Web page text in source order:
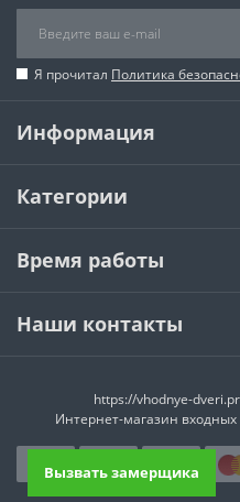
Я прочитал Политика
Информация
Категории
Время работы
Наши контакты
https://vhodnye-
Интернет-магазин
Вызвать замерщика